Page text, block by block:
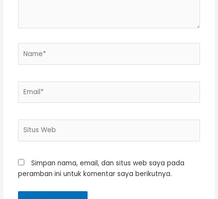
Web
Simpan nama, email, dan situs web saya pada
peramban ini untuk komentar saya berikutnya.